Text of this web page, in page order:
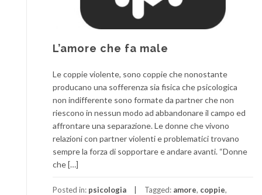
L’amore che fa male
Le coppie violente, sono coppie che nonostante
producano una sofferenza sia fisica che psicologica
non indifferente sono formate da partner che non
riescono in nessun modo ad abbandonare il campo ed
affrontare una separazione. Le donne che vivono
relazioni con partner violenti e problematici trovano
sempre la forza di sopportare e andare avanti. “Donne
che […]
Posted in: psicologia Tagged: amore, coppie,